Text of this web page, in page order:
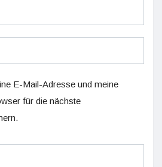
E-Mail-Adresse und meine
für die nächste